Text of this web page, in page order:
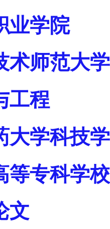
业学院
术师范大学
工程
大学科技
等专科学校
文